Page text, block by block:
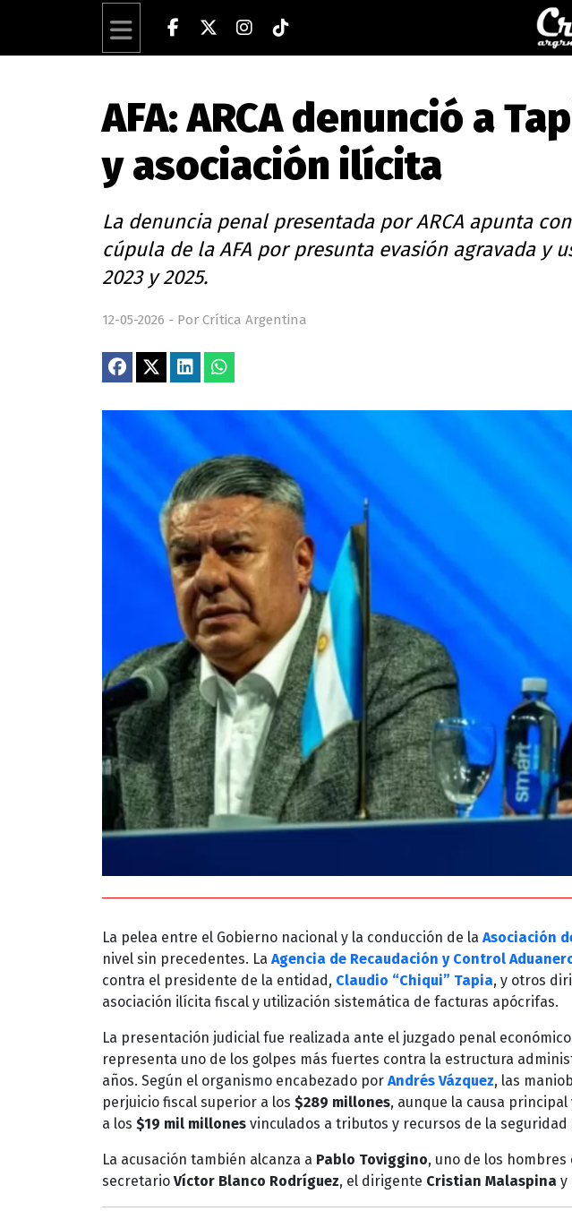
AFA: ARCA denunció a
y asociación ilícita
La denuncia penal presentada por ARCA apunta
cúpula de la AFA por presunta evasión agravada y
2023 y 2025.
12-05-2026 - Por Crítica Argentina
La pelea entre el Gobierno nacional y la conducción de la Asociación
nivel sin precedentes. La Agencia de Recaudación y Control
contra el presidente de la entidad, Claudio “Chiqui” Tapia, y otros
asociación ilícita fiscal y utilización sistemática de facturas apócrifas.
La presentación judicial fue realizada ante el juzgado penal
representa uno de los golpes más fuertes contra la estructura
años. Según el organismo encabezado por Andrés Vázquez, las
perjuicio fiscal superior a los $289 millones, aunque la causa
a los $19 mil millones vinculados a tributos y recursos de la seguridad
La acusación también alcanza a Pablo Toviggino, uno de los
secretario Víctor Blanco Rodríguez, el dirigente Cristian Malaspina y